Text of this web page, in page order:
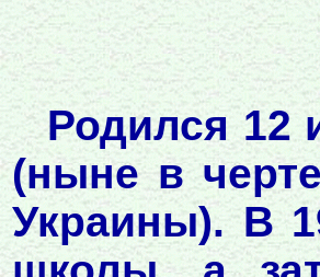
Родился 12
(ныне в
Украины). В